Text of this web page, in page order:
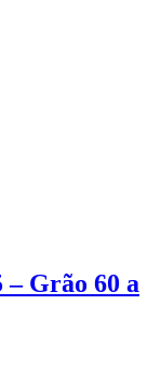
Grão 60 a